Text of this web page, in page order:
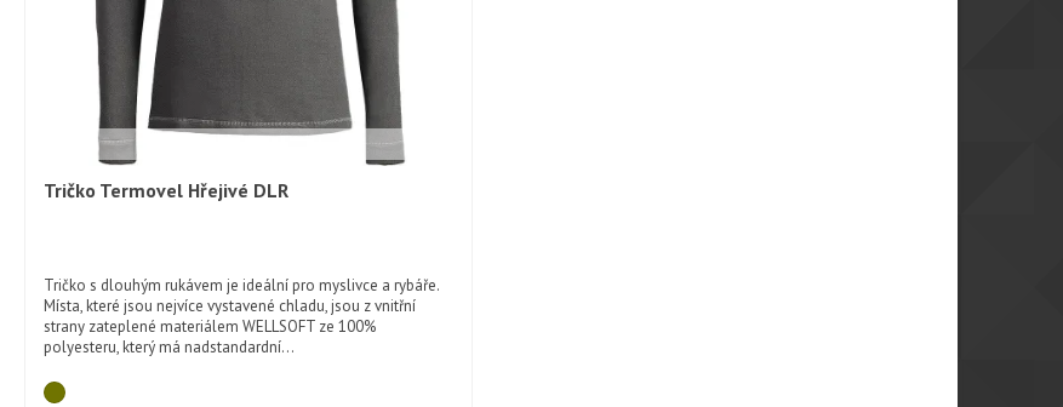
Rychlý náhled
Tričko Termovel Hřejivé DLR
Tričko s dlouhým rukávem je ideální pro myslivce a rybáře.
Místa, které jsou nejvíce vystavené chladu, jsou z vnitřní
strany zateplené materiálem WELLSOFT ze 100%
polyesteru, který má nadstandardní...